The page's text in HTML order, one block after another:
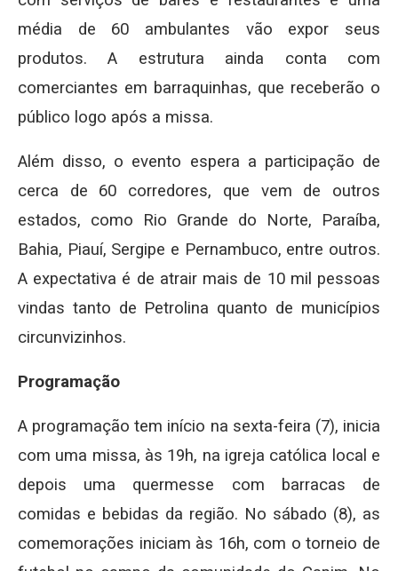
média de 60 ambulantes vão expor seus
produtos. A estrutura ainda conta com
comerciantes em barraquinhas, que receberão o
público logo após a missa.
Além disso, o evento espera a participação de
cerca de 60 corredores, que vem de outros
estados, como Rio Grande do Norte, Paraíba,
Bahia, Piauí, Sergipe e Pernambuco, entre outros.
A expectativa é de atrair mais de 10 mil pessoas
vindas tanto de Petrolina quanto de municípios
circunvizinhos.
Programação
A programação tem início na sexta-feira (7), inicia
com uma missa, às 19h, na igreja católica local e
depois uma quermesse com barracas de
comidas e bebidas da região. No sábado (8), as
comemorações iniciam às 16h, com o torneio de